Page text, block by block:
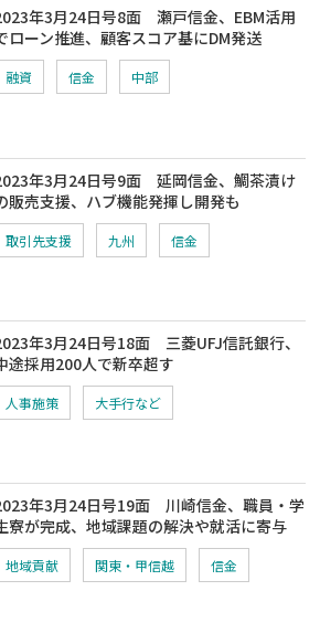
年3月24日号8面 瀬戸信金、EBM活用
ローン推進、顧客スコア基にDM発送
融資 信金 中部
年3月24日号9面 延岡信金、鯛茶漬け
販売支援、ハブ機能発揮し開発も
取引先支援 九州 信金
年3月24日号18面 三菱UFJ信託銀行、
途採用200人で新卒超す
人事施策 大手行など
年3月24日号19面 川崎信金、職員・学
寮が完成、地域課題の解決や就活に寄与
地域貢献 関東・甲信越 信金